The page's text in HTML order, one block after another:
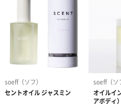
スミンの華やかなフローラ
シダーウッドが大人っぽく包
の設計です。
ご使用方法